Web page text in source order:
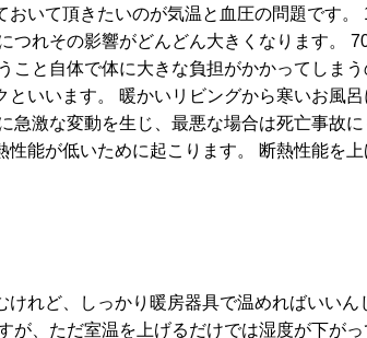
おいて頂きたいのが気温と血圧の問題です
つれその影響がどんどん大きくなります。
こと自体で体に大きな負担がかかってしま
いいます。 暖かいリビングから寒いお風
急激な変動を生じ、最悪な場合は死亡事故
能が低いために起こります。 断熱性能を
れど、しっかり暖房器具で温めればいい
が、ただ室温を上げるだけでは湿度が下が